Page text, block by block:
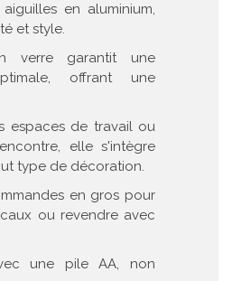
en aluminium,
et style.
verre garantit une
offrant une
espaces de travail ou
elle s'intègre
type de décoration.
en gros pour
ou revendre avec
une pile AA, non